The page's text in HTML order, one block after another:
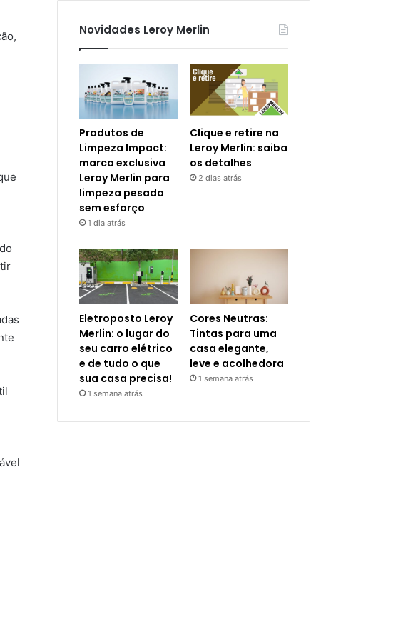
Novidades Leroy Merlin
Produtos de
Limpeza Impact:
marca exclusiva
Leroy Merlin para
limpeza pesada
sem esforço
1 dia atrás
Clique e retire na
Leroy Merlin: saiba
os detalhes
2 dias atrás
Eletroposto Leroy
Merlin: o lugar do
seu carro elétrico
e de tudo o que
sua casa precisa!
1 semana atrás
Cores Neutras:
Tintas para uma
casa elegante,
leve e acolhedora
1 semana atrás